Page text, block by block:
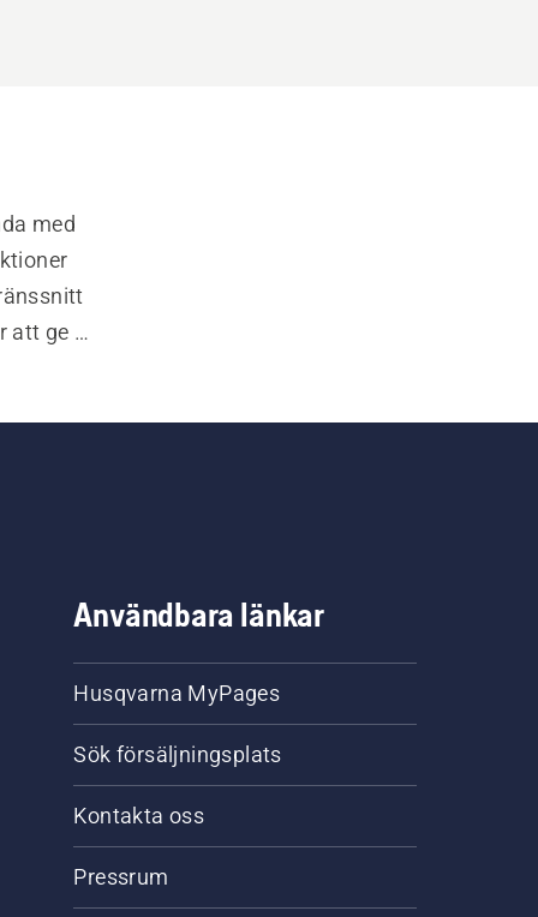
med
att ge
Användbara länkar
Husqvarna MyPages
Sök försäljningsplats
Kontakta oss
Pressrum